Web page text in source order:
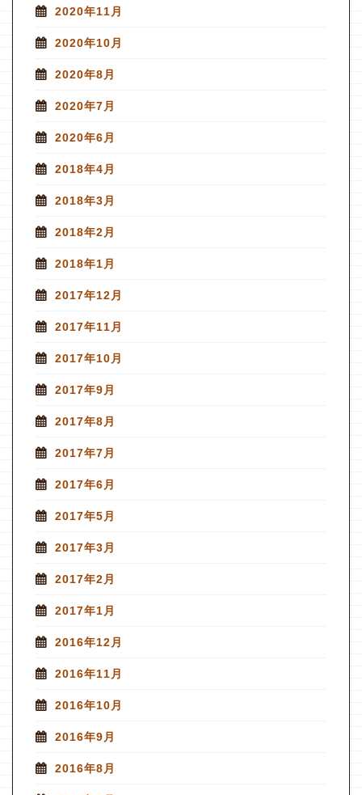
2020年11月
2020年10月
2020年8月
2020年7月
2020年6月
2018年4月
2018年3月
2018年2月
2018年1月
2017年12月
2017年11月
2017年10月
2017年9月
2017年8月
2017年7月
2017年6月
2017年5月
2017年3月
2017年2月
2017年1月
2016年12月
2016年11月
2016年10月
2016年9月
2016年8月